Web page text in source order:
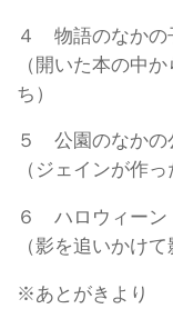
４ 物語のなかの
（開いた本の中
ち）
５ 公園のなかの
（ジェインが作
６ ハロウィーン
（影を追いかけ
※あとがきより